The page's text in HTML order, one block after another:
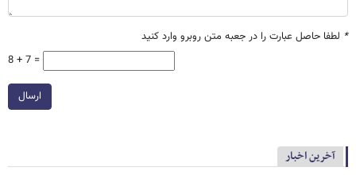
* لطفا حاصل عبارت را در جعبه متن روبرو وارد کنید
8 + 7 =
ارسال
آخرین اخبار